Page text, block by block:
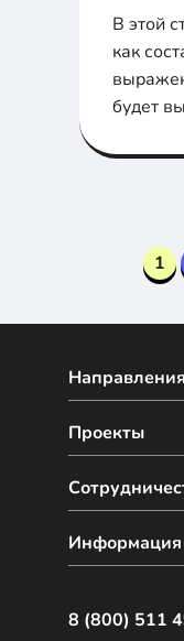
В этой
как
будет
1
Направления
Проекты
Информация
8 (800) 511